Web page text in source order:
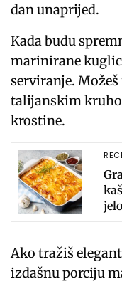
dan unaprijed.
Kada budu
marinirane
serviranje.
talijanskim
krostine.
jelo
Ako tražiš
izdašnu porciju